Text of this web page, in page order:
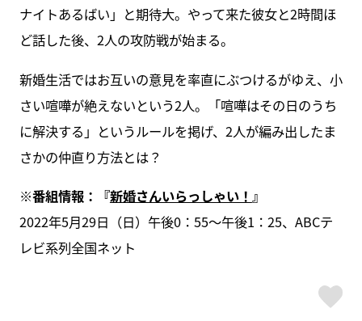
ナイトあるばい」と期待大。やって来た彼女と2時間ほ
ど話した後、2人の攻防戦が始まる。
新婚生活ではお互いの意見を率直にぶつけるがゆえ、小
さい喧嘩が絶えないという2人。「喧嘩はその日のうち
に解決する」というルールを掲げ、2人が編み出したま
さかの仲直り方法とは？
※番組情報：『新婚さんいらっしゃい！ 』
2022年5月29日（日）午後0：55～午後1：25、ABCテ
レビ系列全国ネット